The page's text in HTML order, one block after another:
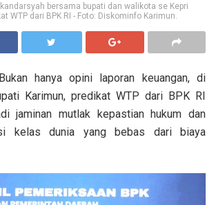
bersama bupati dan walikota se Kepri
WTP dari BPK RI - Foto: Diskominfo Karimun.
hanya opini laporan keuangan, di
Karimun, predikat WTP dari BPK RI
jaminan mutlak kepastian hukum dan
kelas dunia yang bebas dari biaya